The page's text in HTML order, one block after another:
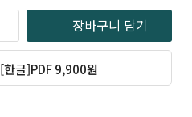
장바구니 담기
[한글]PDF 9,900원